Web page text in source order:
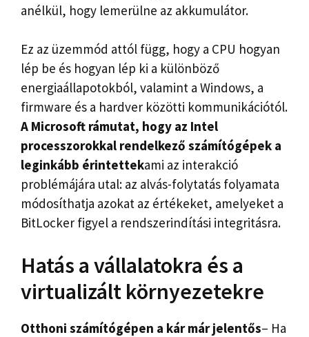
anélkül, hogy lemerülne az akkumulátor.
Ez az üzemmód attól függ, hogy a CPU hogyan
lép be és hogyan lép ki a különböző
energiaállapotokból, valamint a Windows, a
firmware és a hardver közötti kommunikációtól.
A Microsoft rámutat, hogy az Intel
processzorokkal rendelkező számítógépek a
leginkább érintettekami az interakció
problémájára utal: az alvás-folytatás folyamata
módosíthatja azokat az értékeket, amelyeket a
BitLocker figyel a rendszerindítási integritásra.
Hatás a vállalatokra és a
virtualizált környezetekre
Otthoni számítógépen a kár már jelentős– Ha